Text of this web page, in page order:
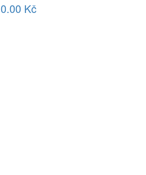
0.00 Kč